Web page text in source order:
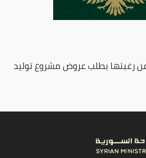
عن رغبتها بطلب عروض مشروع توليد